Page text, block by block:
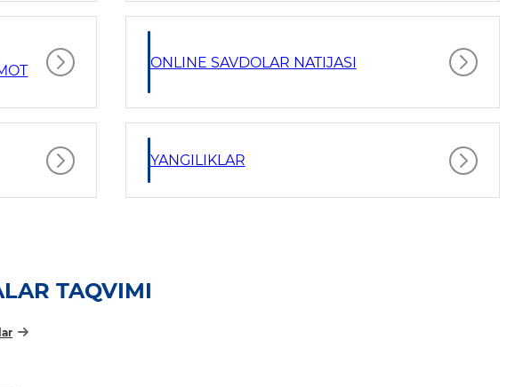
ONLINE SAVDOLAR NATIJASI
YANGILIKLAR
TAQVIMI